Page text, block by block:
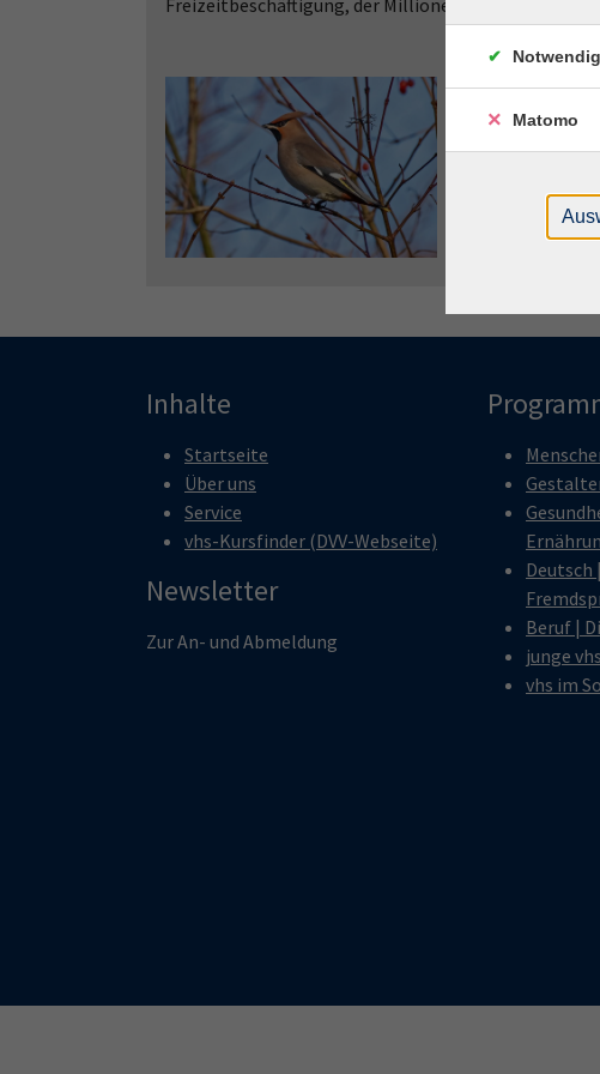
Freizeitbeschäftigung, der Millionen von Menschen
Inhalte
Startseite
Über uns
Service
vhs-Kursfinder (DVV-Webseite)
Newsletter
Zur An- und Abmeldung
Deutsch
Beruf |
junge vhs
vhs im
Notwendig
Matomo